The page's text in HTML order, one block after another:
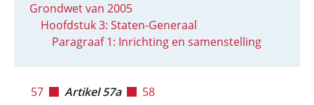
Grondwet van 2005
Hoofdstuk 3: Staten-Generaal
Paragraaf 1: Inrichting en samenstelling
57 Artikel 57a 58